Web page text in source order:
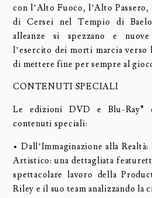
con l’Alto Fuoco, l’Alto
di Cersei nel Tempio di
alleanze si spezzano e
l’esercito dei morti marcia verso
di mettere fine per sempre al
CONTENUTI SPECIALI
Le edizioni DVD e Blu-Ray®
contenuti speciali:
• Dall’Immaginazione alla
Artistico: una dettagliata
spettacolare lavoro della
Riley e il suo team analizzando la